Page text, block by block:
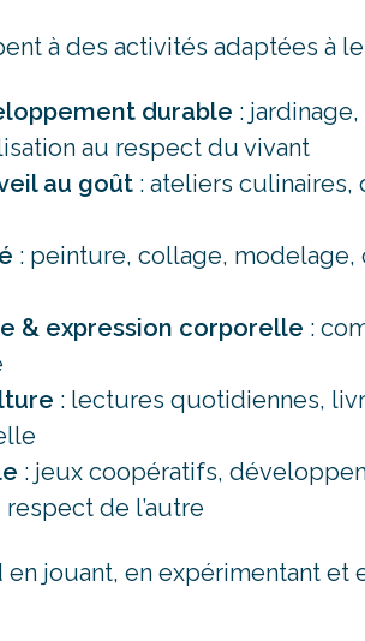
à des activités adaptées à
durable :
au respect du vivant
au goût : ateliers
: peinture, collage,
& expression corporelle :
: lectures quotidiennes,
: jeux coopératifs,
de l’autre
en jouant, en expérimentant